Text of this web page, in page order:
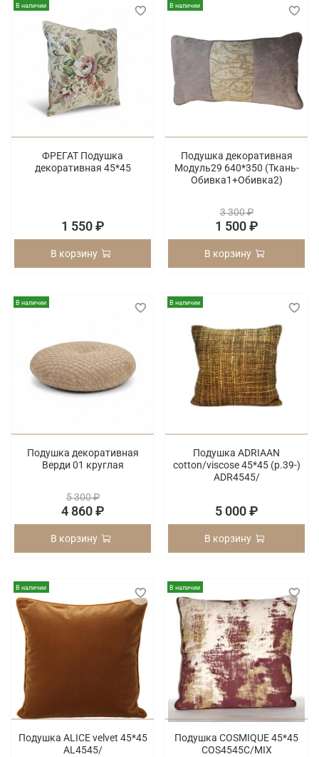
В наличии
ФРЕГАТ Подушка
декоративная 45*45
1 550 ₽
В корзину
В наличии
Подушка декоративная
Модуль29 640*350 (Ткань-
Обивка1+Обивка2)
3 300 ₽
1 500 ₽
В корзину
В наличии
Подушка декоративная
Верди 01 круглая
5 300 ₽
4 860 ₽
В корзину
В наличии
Подушка ADRIAAN
cotton/viscose 45*45 (p.39-)
ADR4545/
5 000 ₽
В корзину
В наличии
Подушка ALICE velvet 45*45
AL4545/
В наличии
Подушка COSMIQUE 45*45
COS4545C/MIX